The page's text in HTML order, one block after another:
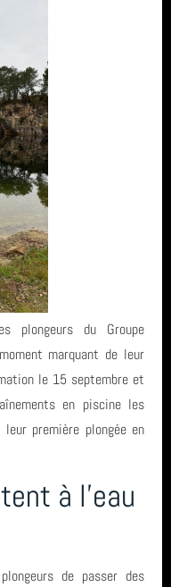
Directeurs de plongée 🐠
(13)
(33)
et plongeons dans une
2027 🤿
St Nazaire - 10ième
le défi de la découverte
la Côte de Granit Rose à
cette épreuve ...
et aux no...
plongeurs du Groupe
marquant de leur
le 15 septembre et
en piscine les
première plongée en
à l'eau
de passer des